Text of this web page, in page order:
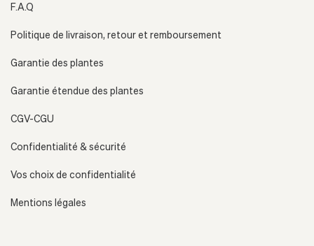
F.A.Q
Politique de livraison, retour et remboursement
Garantie des plantes
Garantie étendue des plantes
CGV-CGU
Confidentialité & sécurité
Vos choix de confidentialité
Mentions légales